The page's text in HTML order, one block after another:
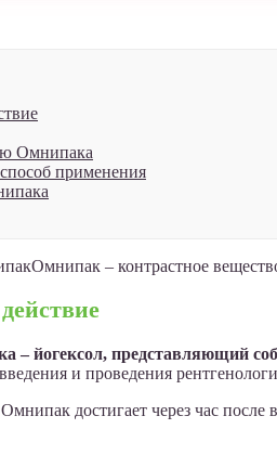
Омнипака
применения
Омнипак – контрастное
– йогексол, представляющий
и проведения
достигает через час после